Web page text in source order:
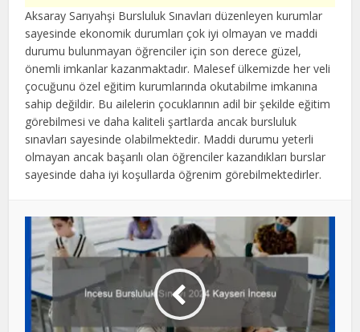
alan
boş
bırakılmalıdır
Aksaray Sarıyahşi Bursluluk Sınavları düzenleyen kurumlar
sayesinde ekonomik durumları çok iyi olmayan ve maddi
durumu bulunmayan öğrenciler için son derece güzel,
önemli imkanlar kazanmaktadır. Malesef ülkemizde her veli
çocuğunu özel eğitim kurumlarında okutabilme imkanına
sahip değildir. Bu ailelerin çocuklarının adil bir şekilde eğitim
görebilmesi ve daha kaliteli şartlarda ancak bursluluk
sınavları sayesinde olabilmektedir. Maddi durumu yeterli
olmayan ancak başarılı olan öğrenciler kazandıkları burslar
sayesinde daha iyi koşullarda öğrenim görebilmektedirler.